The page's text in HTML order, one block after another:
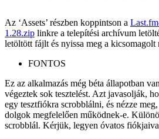
Az ‘Assets’ részben koppintson a
1.28.zip linkre a telepítési archívum
letöltött fájlt és nyissa meg a kicsomagolt
FONTOS
Ez az alkalmazás még béta állapotban
végeztek sok tesztelést. Azt javasolják,
egy tesztfiókra scrobblálni, és nézze
dolgok megfelelően működnek-e.
scrobblál. Kérjük, legyen óvatos